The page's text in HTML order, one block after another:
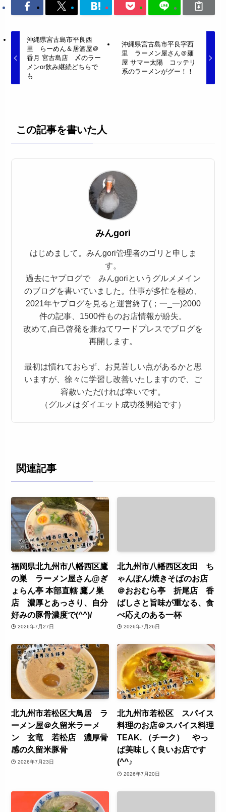
沖縄県宮古島市平良西
里 らーめん＆居酒屋＠
香月 宮古島店 〆のラー
メンor飲み継続どちらで
も
沖縄県宮古島市平良字西
里 ラーメン屋さん＠麺
屋 サマー太陽 コッテリ
系のラーメンがグー！！
この記事を書いた人
みんgori
はじめまして。みんgori管理者のゴリと申しま
す。
過去にヤプログで みんgoriというグルメメイン
のブログを書いていました。仕事が多忙を極め、
2021年ヤプログを見ると運営終了(；一_一)2000
件の記事、1500件ものお店情報が紛失。
改めて,自己啓発を兼ねてワードプレスでブログを
再開します。
最初は慣れておらず、お見苦しい点があるかと思
いますが、徐々に学習し改善いたしますので、ご
容赦いただければ幸いです。
（グルメはダイエット成功後開始です）
関連記事
福岡県北九州市八幡西区鷹
の巣 ラーメン屋さん@ぎ
ょらん亭 本部直轄 鷹ノ巣
店 濃厚とあっさり、自分
好みの豚骨濃度で(^^)/
2026年7月27日
北九州市八幡西区友田 ち
ゃんぽん/焼きそばのお店
＠おおむら亭 折尾店 香
ばしさと旨味が重なる、食
べ応えのある一杯
2026年7月26日
北九州市若松区大鳥居 ラ
ーメン屋＠久留米ラーメ
ン 玄竜 若松店 濃厚骨
感の久留米豚骨
2026年7月23日
北九州市若松区 スパイス
料理のお店＠スパイス料理
TEAK. （チーク） やっ
ぱ美味しく良いお店です
(^^♪
2026年7月20日